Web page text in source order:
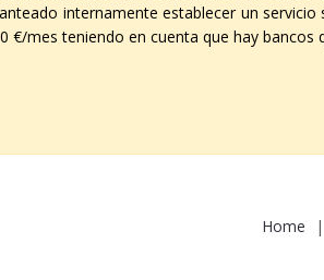
internamente establecer un
mes teniendo en cuenta que hay
Home |